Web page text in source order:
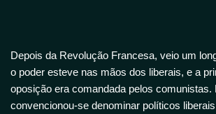
Depois da Revolução Francesa, veio um
o poder esteve nas mãos dos liberais, e a
oposição era comandada pelos comunistas.
convencionou-se denominar políticos